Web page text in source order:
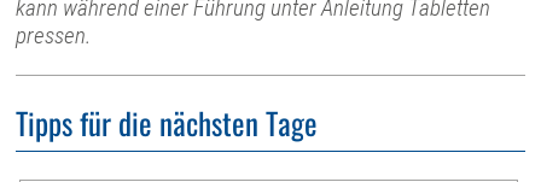
kann während einer Führung unter Anleitung Tabletten
pressen.
Tipps für die nächsten Tage